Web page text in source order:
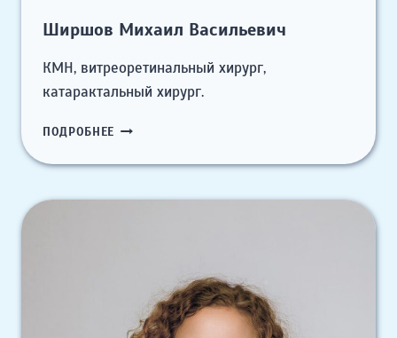
Ширшов Михаил Васильевич
КМН, витреоретинальный хирург,
катарактальный хирург.
ПОДРОБНЕЕ ШИРШОВ
ВАСИЛЬЕВИЧ